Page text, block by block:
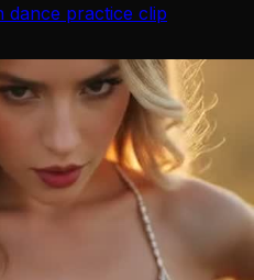
dance practice clip